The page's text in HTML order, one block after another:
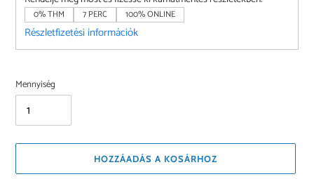
0% THM 7 PERC 100% ONLINE
Részletfizetési információk
Mennyiség
HOZZÁADÁS A KOSÁRHOZ